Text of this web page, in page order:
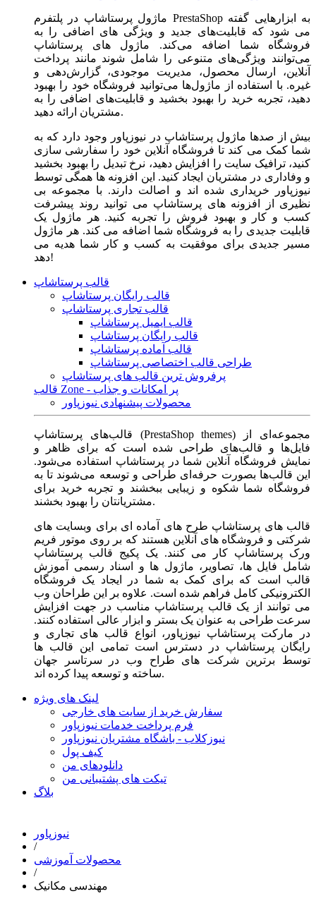
ماژول‌ پرستاشاپ در پلتفرم PrestaShop به ابزارهایی گفته
می شود که قابلیت‌های جدید و ویژگی های اضافی را به
فروشگاه شما اضافه می‌کند. ماژول های پرستاشاپ
می‌توانند ویژگی‌های متنوعی را شامل شوند مانند پرداخت
آنلاین، ارسال محصول، مدیریت موجودی، گزارش‌دهی و
غیره. با استفاده از ماژول‌ها می‌توانید فروشگاه خود را بهبود
دهید، تجربه خرید را بهبود بخشید و قابلیت‌های اضافی را به
مشتریان ارائه دهید.
بیش از صدها ماژول پرستاشاپ در نیوزپاور وجود دارد که به
شما کمک می کند تا فروشگاه آنلاین خود را سفارشی سازی
کنید، ترافیک سایت را افزایش دهید، نرخ تبدیل را بهبود بخشید
و وفاداری در مشتریان ایجاد کنید. این افزونه ها همگی توسط
نیوزپاور خریداری شده اند و اصالت دارند. با مجموعه بی
نظیری از افزونه های پرستاشاپ می توانید روند پیشرفت
کسب و کار و بهبود فروش را تجربه کنید. هر ماژول یک
قابلیت جدیدی را به فروشگاه شما اضافه می کند. هر ماژول
مسیر جدیدی برای موفقیت به کسب و کار شما هدیه می
دهد!
قالب پرستاشاپ
قالب رایگان پرستاشاپ
قالب تجاری پرستاشاپ
قالب ایمیل پرستاشاپ
قالب رایگان پرستاشاپ
قالب آماده پرستاشاپ
طراحی قالب اختصاصی پرستاشاپ
پرفروش ترین قالب های پرستاشاپ
قالب Zone - پر امکانات و جذاب
محصولات پیشنهادی نیوزپاور
قالب‌های پرستاشاپ (PrestaShop themes) مجموعه‌ای از
فایل‌ها و قالب‌های طراحی شده است که برای ظاهر و
نمایش فروشگاه آنلاین شما در پرستاشاپ استفاده می‌شود.
این قالب‌ها بصورت حرفه‌ای طراحی و توسعه می‌شوند تا به
فروشگاه شما شکوه و زیبایی ببخشند و تجربه خرید برای
مشتریانتان را بهبود بخشند.
قالب های پرستاشاپ طرح های آماده ای برای وبسایت های
شرکتی و فروشگاه های آنلاین هستند که بر روی موتور فریم
ورک پرستاشاپ کار می کنند. یک پکیج قالب پرستاشاپ
شامل فایل ها، تصاویر، ماژول ها و اسناد رسمی آموزش
قالب است که برای کمک به شما در ایجاد یک فروشگاه
الکترونیکی کامل فراهم شده است. علاوه بر این طراحان وب
می توانند از یک قالب پرستاشاپ مناسب در جهت افزایش
سرعت طراحی به عنوان یک بستر و ابزار عالی استفاده کنند.
در مارکت پرستاشاپ نیوزپاور، انواع قالب های تجاری و
رایگان پرستاشاپ در دسترس است تمامی این قالب ها
توسط برترین شرکت های طراح وب در سرتاسر جهان
ساخته و توسعه پیدا کرده اند.
لینک های ویژه
سفارش خرید از سایت های خارجی
فرم پرداخت خدمات نیوزپاور
نیوزکلاب - باشگاه مشتریان نیوزپاور
کیف پول
دانلودهای من
تیکت های پشتیبانی من
بلاگ
نیوزپاور
/
محصولات آموزشی
/
مهندسی مکانیک